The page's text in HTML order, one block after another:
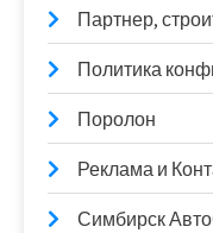
Партнер,
Политика
Поролон
Реклама и
Симбирск